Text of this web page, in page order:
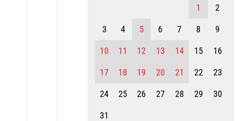
1 2
3 4 5 6 7 8 9
10 11 12 13 14 15 16
17 18 19 20 21 22 23
24 25 26 27 28 29 30
31